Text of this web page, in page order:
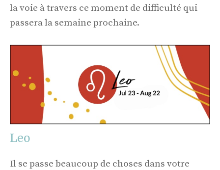
la voie à travers ce moment de difficulté qui
passera la semaine prochaine.
Leo
Il se passe beaucoup de choses dans votre